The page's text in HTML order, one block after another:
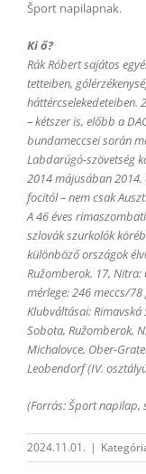
Šport napilapnak.
Ki ő?
Rák Róbert sajátos
tetteiben,
háttércselekedeteiben.
– kétszer is, előbb a
bundameccsei során
Labdarúgó-szövetség
2014 májusában
focitól – nem csak
A 46 éves
szlovák szurkolók
különböző országok
Ružomberok. 17,
mérlege: 246 meccs/
Klubváltásai:
Sobota, Ružomberok,
Michalovce, Ober-
Leobendorf (IV.
(Forrás: Šport napilap,
2024.11.01. |